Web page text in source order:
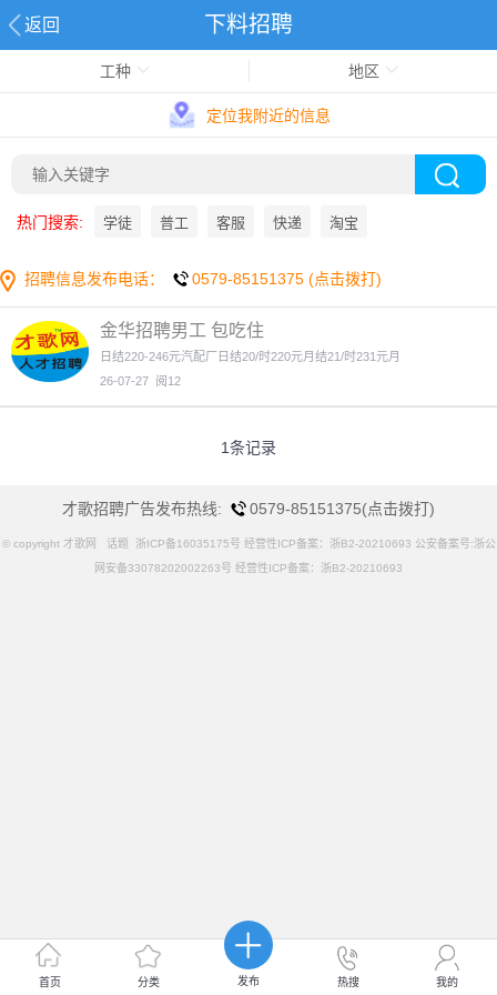
返回 下料招聘
首页 分类 发布 热搜 我的
工种 地区
定位我附近的信息
热门搜索: 学徒 普工 客服 快递 淘宝
招聘信息发布电话： 0579-85151375 (点击拨打)
金华招聘男工 包吃住
日结220-246元汽配厂日结20/时220元月结21/时231元月
26-07-27 阅12
1条记录
才歌招聘广告发布热线: 0579-85151375(点击拨打)
© copyright 才歌网 话题 浙ICP备16035175号 经营性ICP备案：浙B2-20210693 公安备案号:浙公
网安备33078202002263号 经营性ICP备案：浙B2-20210693